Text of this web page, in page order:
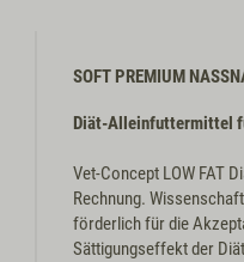
SOFT PREMIUM
Diät-Alleinfuttermittel
Vet-Concept LOW FAT
Rechnung.
förderlich für die
Sättigungseffekt der